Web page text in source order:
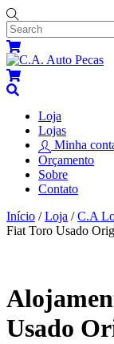
Skip
to
content
MenuCart
Cart
Loja
Lojas
Minha
Orçamento
Sobre
Contato
Close
Menu
Close
Cart
Início /Loja /C.A
Fiat Toro Usado
Usado